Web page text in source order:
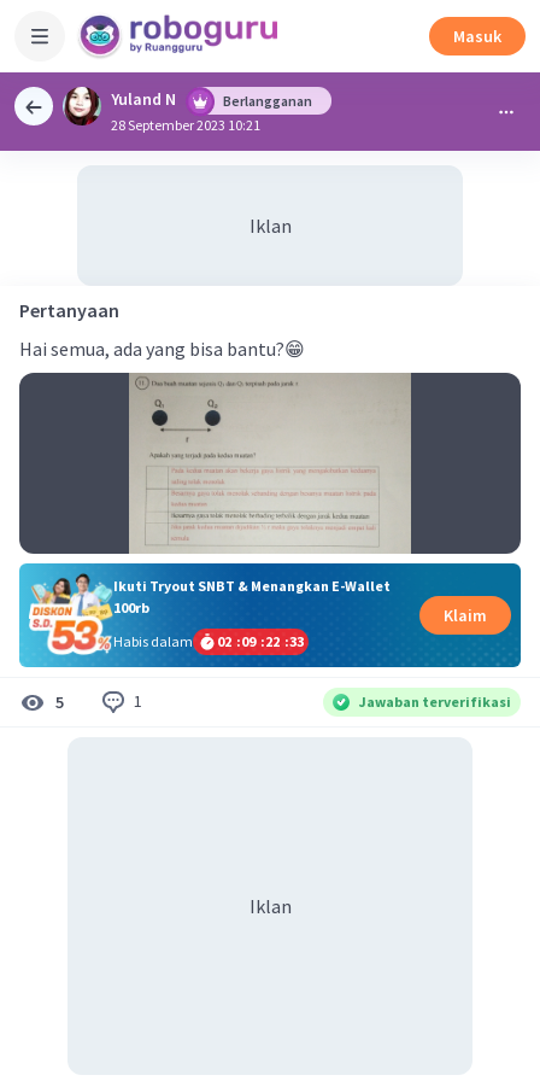
Masuk
Yuland N
Berlangganan
28 September 2023 10:21
Iklan
Pertanyaan
Hai semua, ada yang bisa bantu?😁
Ikuti Tryout SNBT & Menangkan E-Wallet
100rb
Habis dalam
02 :09 :22 :33
Klaim
5 1 Jawaban terverifikasi
Iklan